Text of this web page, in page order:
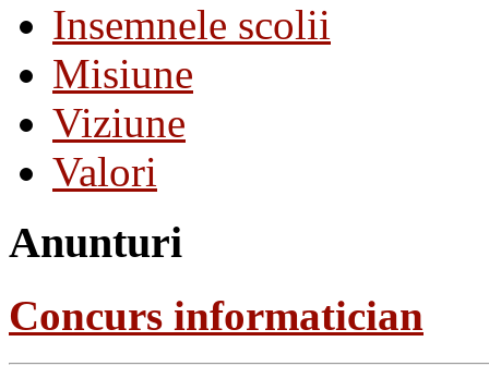
Insemnele scolii
Misiune
Viziune
Valori
Anunturi
Concurs informatician